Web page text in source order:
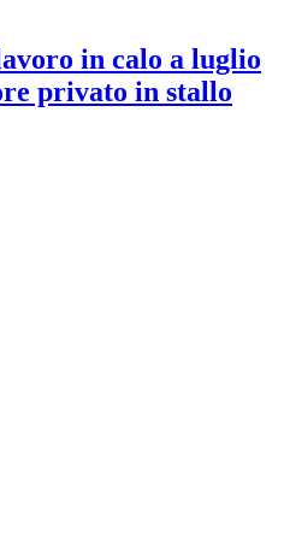
in calo a luglio
privato in stallo